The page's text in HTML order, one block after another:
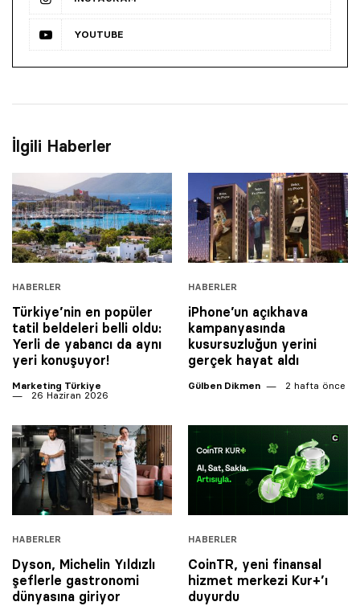
YOUTUBE
İlgili Haberler
HABERLER
Türkiye’nin en popüler
tatil beldeleri belli oldu:
Yerli de yabancı da aynı
yeri konuşuyor!
Marketing Türkiye
26 Haziran 2026
HABERLER
iPhone’un açıkhava
kampanyasında
kusursuzluğun yerini
gerçek hayat aldı
Gülben Dikmen 2 hafta önce
HABERLER
Dyson, Michelin Yıldızlı
şeflerle gastronomi
dünyasına giriyor
HABERLER
CoinTR, yeni finansal
hizmet merkezi Kur+’ı
duyurdu